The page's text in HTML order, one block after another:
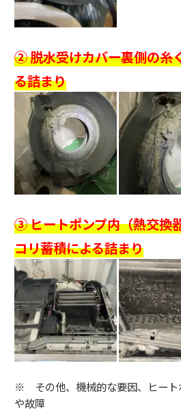
② 脱水受けカバー裏側の糸
る詰まり
③ ヒートポンプ内（熱交換
コリ蓄積による詰まり
※ その他、機械的な要因、ヒート
や故障